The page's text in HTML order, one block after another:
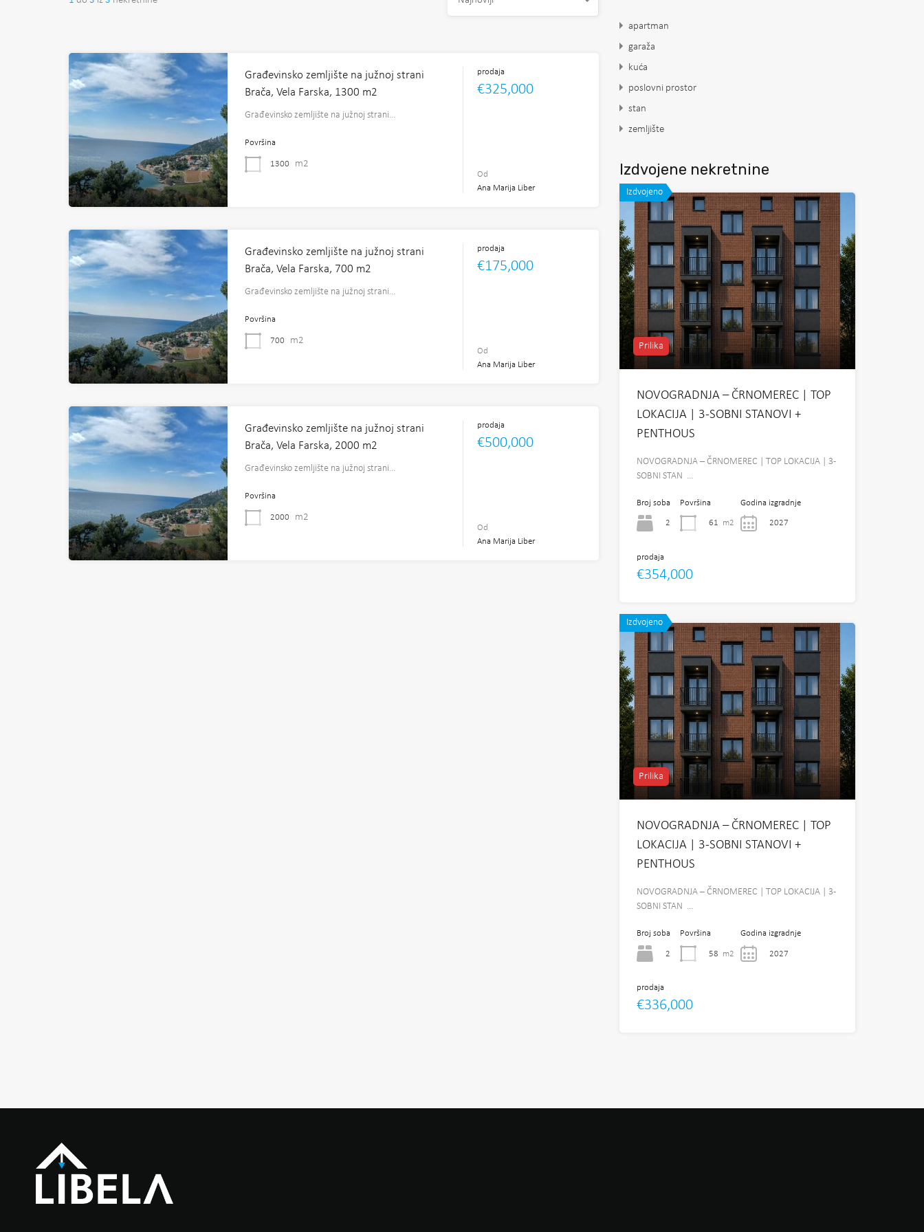
Građevinsko zemljište na južnoj strani
Brača, Vela Farska, 1300 m2
Građevinsko zemljište na južnoj strani…
Površina
1300 m2
prodaja
€325,000
Od
Ana Marija Liber
Građevinsko zemljište na južnoj strani
Brača, Vela Farska, 700 m2
Građevinsko zemljište na južnoj strani…
Površina
700 m2
prodaja
€175,000
Od
Ana Marija Liber
Građevinsko zemljište na južnoj strani
Brača, Vela Farska, 2000 m2
Građevinsko zemljište na južnoj strani…
Površina
2000 m2
prodaja
€500,000
Od
Ana Marija Liber
apartman
garaža
kuća
poslovni prostor
stan
zemljište
Izdvojene nekretnine
Izdvojeno
Prilika
NOVOGRADNJA – ČRNOMEREC | TOP
LOKACIJA | 3-SOBNI STANOVI +
PENTHOUS
NOVOGRADNJA – ČRNOMEREC | TOP LOKACIJA | 3-
SOBNI STAN …
Broj soba
2
Površina
61 m2
Godina izgradnje
2027
prodaja
€354,000
Izdvojeno
Prilika
NOVOGRADNJA – ČRNOMEREC | TOP
LOKACIJA | 3-SOBNI STANOVI +
PENTHOUS
NOVOGRADNJA – ČRNOMEREC | TOP LOKACIJA | 3-
SOBNI STAN …
Broj soba
2
Površina
58 m2
Godina izgradnje
2027
prodaja
€336,000